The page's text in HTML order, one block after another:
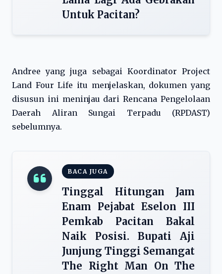
Untuk Pacitan?
Andree yang juga sebagai Koordinator Project
Land Four Life itu menjelaskan, dokumen yang
disusun ini meninjau dari Rencana Pengelolaan
Daerah Aliran Sungai Terpadu (RPDAST)
sebelumnya.
BACA JUGA
Tinggal Hitungan Jam
Enam Pejabat Eselon III
Pemkab Pacitan Bakal
Naik Posisi. Bupati Aji
Junjung Tinggi Semangat
The Right Man On The